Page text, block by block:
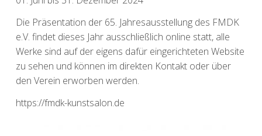
Die Präsentation der 65. Jahresausstellung des FMDK
e.V. findet dieses Jahr ausschließlich online statt, alle
Werke sind auf der eigens dafür eingerichteten Website
zu sehen und können im direkten Kontakt oder über
den Verein erworben werden.
https://fmdk-kunstsalon.de